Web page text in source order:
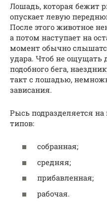
Лошадь, которая бежит
опускает левую
После этого животное
а потом наступает на
момент обычно
удара. Чтоб не ощущать
подобного бега,
такт с лошадью,
зависания.
Рысь подразделяется
типов:
собранная;
средняя;
прибавленная;
рабочая.